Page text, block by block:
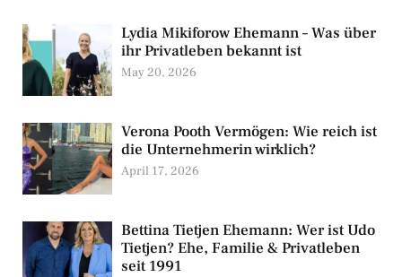
Lydia Mikiforow Ehemann – Was über
ihr Privatleben bekannt ist
May 20, 2026
Verona Pooth Vermögen: Wie reich ist
die Unternehmerin wirklich?
April 17, 2026
Bettina Tietjen Ehemann: Wer ist Udo
Tietjen? Ehe, Familie & Privatleben
seit 1991